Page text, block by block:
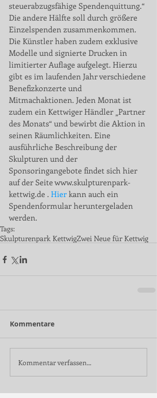
steuerabzugs­fähige Spendenquittung.“
Die andere Hälfte soll durch größere
Einzelspenden zusammen­kommen.
Die Künstler haben zudem exklusive
Modelle und signierte Drucken in
limitierter Auflage aufgelegt. Hierzu
gibt es im laufenden Jahr verschiedene
Benefizkonzerte und
Mitmachaktionen. Jeden Monat ist
zudem ein Kettwiger Händler „Partner
des Monats“ und bewirbt die Aktion in
seinen Räumlichkeiten. Eine
ausführliche Beschreibung der
Skulpturen und der
Sponsoringangebote findet sich hier
auf der Seite www.skulpturenpark-
kettwig.de . Hier kann auch ein
Spendenformular heruntergeladen
werden.
Tags:
Skulpturenpark KettwigZwei Neue für Kettwig
Kommentare
Kommentar verfassen...